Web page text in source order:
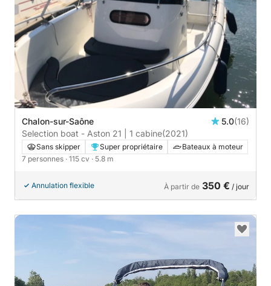
Chalon-sur-Saône 5.0(16)
Selection boat - Aston 21 | 1 cabine(2021)
Sans skipper Super propriétaire
Bateaux à moteur
7 personnes · 115 cv · 5.8 m
Annulation flexible À partir de 350 € / jour